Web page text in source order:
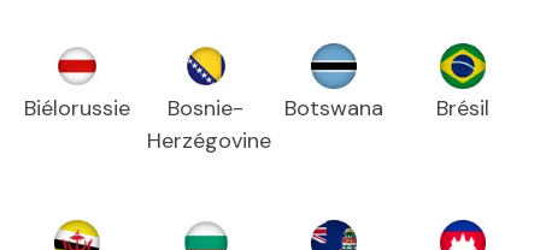
Biélorussie
Bosnie-
Herzégovine
Botswana Brésil